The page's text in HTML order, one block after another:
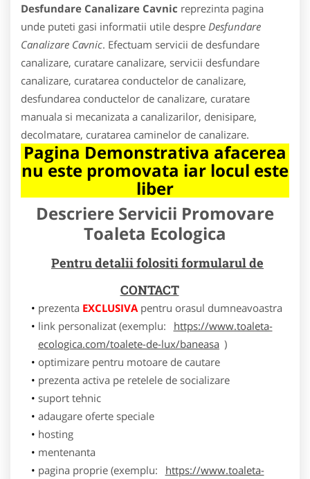
Desfundare Canalizare Cavnic reprezinta pagina
unde puteti gasi informatii utile despre Desfundare
Canalizare Cavnic. Efectuam servicii de desfundare
canalizare, curatare canalizare, servicii desfundare
canalizare, curatarea conductelor de canalizare,
desfundarea conductelor de canalizare, curatare
manuala si mecanizata a canalizarilor, denisipare,
decolmatare, curatarea caminelor de canalizare.
Pagina Demonstrativa afacerea
nu este promovata iar locul este
liber
Descriere Servicii Promovare
Toaleta Ecologica
Pentru detalii folositi formularul de
CONTACT
prezenta EXCLUSIVApentru orasul dumneavoastra
link personalizat (exemplu:
https://www.toaleta-
ecologica.com/toalete-de-lux/baneasa )
optimizare pentru motoare de cautare
prezenta activa pe retelele de socializare
suport tehnic
adaugare oferte speciale
hosting
mentenanta
pagina proprie (exemplu:
https://www.toaleta-